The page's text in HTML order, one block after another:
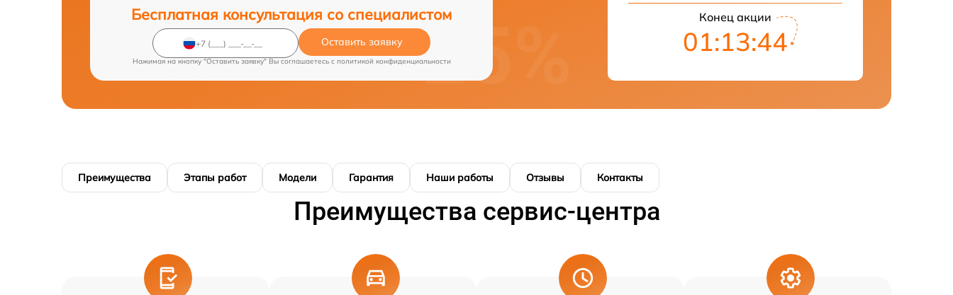
Бесплатная консультация со специалистом
Оставить заявку
Нажимая на кнопку "Оставить заявку" Вы соглашаетесь c политикой конфиденциальности
Конец акции
01:13:43
Преимущества Этапы работ Модели Гарантия Наши работы Отзывы Контакты
Преимущества сервис-центра